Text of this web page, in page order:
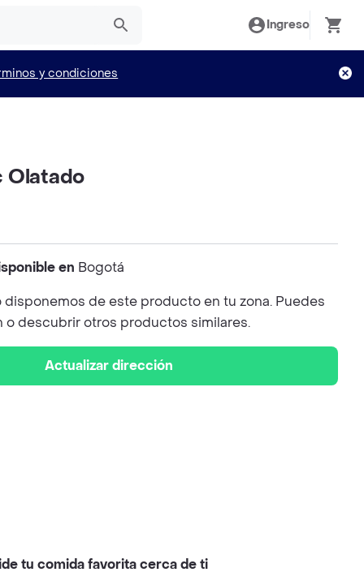
Ingreso
y condiciones
Olatado
en Bogotá
disponemos de este producto en tu zona. Puedes
o descubrir otros productos similares.
Actualizar dirección
tu comida favorita cerca de ti